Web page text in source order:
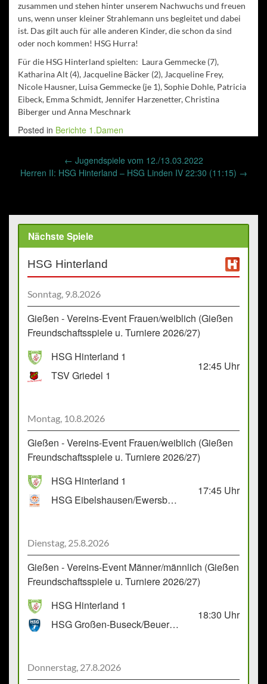
zusammen und stehen hinter unserem Nachwuchs und freuen
uns, wenn unser kleiner Strahlemann uns begleitet und dabei
ist. Das gilt auch für alle anderen Kinder, die schon da sind
oder noch kommen! HSG Hurra!
Für die HSG Hinterland spielten: Laura Gemmecke (7),
Katharina Alt (4), Jacqueline Bäcker (2), Jacqueline Frey,
Nicole Hausner, Luisa Gemmecke (je 1), Sophie Dohle, Patricia
Eibeck, Emma Schmidt, Jennifer Harzenetter, Christina
Biberger und Anna Meschnark
Posted in Berichte 1.Damen
navigation
← Jugendspiele vom 12./13.03.2022
Herren II: HSG Hinterland – HSG Linden IV 22:30 (11:15) →
Nächste Spiele
HSG Hinterland
Sonntag, 9.8.2026
Gießen - Vereins-Event Frauen/weiblich (Gießen
Freundschaftsspiele u. Turniere 2026/27)
HSG Hinterland 1
TSV Griedel 1
12:45 Uhr
Montag, 10.8.2026
Gießen - Vereins-Event Frauen/weiblich (Gießen
Freundschaftsspiele u. Turniere 2026/27)
HSG Hinterland 1
HSG Eibelshausen/Ewersbach GbR 2
17:45 Uhr
Dienstag, 25.8.2026
Gießen - Vereins-Event Männer/männlich (Gießen
Freundschaftsspiele u. Turniere 2026/27)
HSG Hinterland 1
HSG Großen-Buseck/Beuern 1
18:30 Uhr
Donnerstag, 27.8.2026